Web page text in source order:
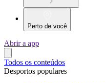
Perto de você
Abrir a app
Todos os conteúdos
Desportos populares